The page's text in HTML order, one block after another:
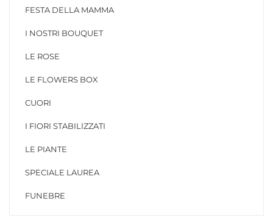
FESTA DELLA MAMMA
I NOSTRI BOUQUET
LE ROSE
LE FLOWERS BOX
CUORI
I FIORI STABILIZZATI
LE PIANTE
SPECIALE LAUREA
FUNEBRE